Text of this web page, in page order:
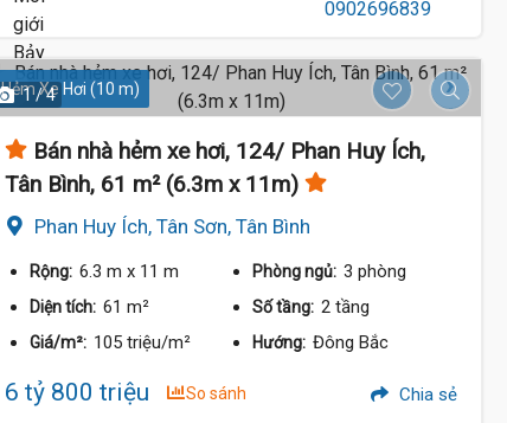
Hẻm Xe Hơi (10 m)
1 / 4
Bán nhà hẻm xe hơi, 124/ Phan Huy Ích,
Tân Bình, 61 m² (6.3m x 11m)
Phan Huy Ích, Tân Sơn, Tân Bình
Rộng: 6.3 m x 11 m Phòng ngủ: 3 phòng
Diện tích: 61 m² Số tầng: 2 tầng
Giá/m²: 105 triệu/m² Hướng: Đông Bắc
6 tỷ 800 triệu So sánh Chia sẻ